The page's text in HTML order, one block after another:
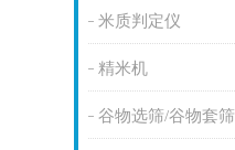
米质判定仪
精米机
谷物选筛/谷物套筛